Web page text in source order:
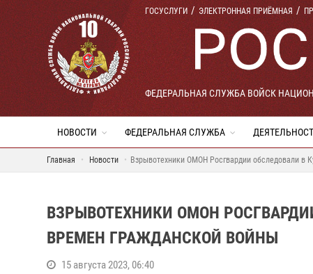
ГОСУСЛУГИ ЭЛЕКТРОННАЯ ПРИЁМНАЯ
ФЕДЕРАЛЬНАЯ СЛУЖБА ВОЙСК
НОВОСТИ ФЕДЕРАЛЬНАЯ СЛУЖБА
Главная Новости Взрывотехники ОМОН Росгвардии обследовали в
ВЗРЫВОТЕХНИКИ ОМОН
ВРЕМЕН ГРАЖДАНСКОЙ ВОЙНЫ
15 августа 2023, 06:40